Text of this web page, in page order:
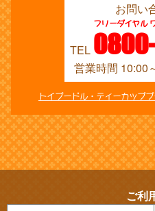
お問い
TEL
フリーダイヤル
営業時間 10:00
トイプードル・ティーカップ
ご利